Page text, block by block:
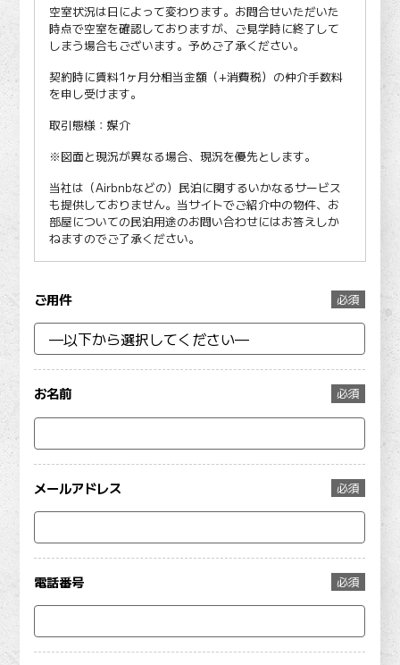
ご用件 必須
お名前 必須
メールアドレス 必須
電話番号 必須
空室状況は日によって変わります。お問合せいただいた
時点で空室を確認しておりますが、ご見学時に終了して
しまう場合もございます。予めご了承ください。
契約時に賃料1ヶ月分相当金額（+消費税）の仲介手数料
を申し受けます。
取引態様：媒介
※図面と現況が異なる場合、現況を優先とします。
当社は（Airbnbなどの）民泊に関するいかなるサービス
も提供しておりません。当サイトでご紹介中の物件、お
部屋についての民泊用途のお問い合わせにはお答えしか
ねますのでご了承ください。